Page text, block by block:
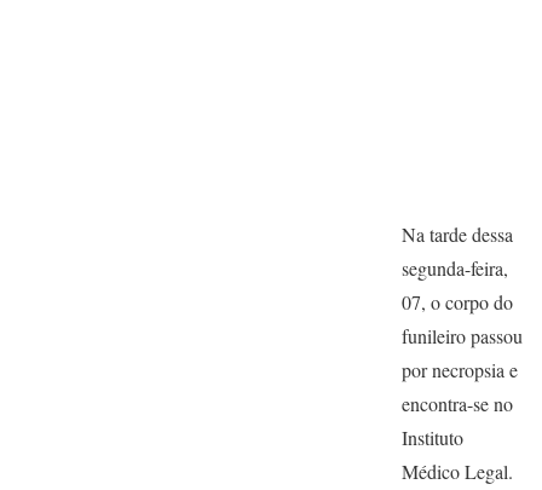
Na tarde dessa
segunda-feira,
07, o corpo do
funileiro passou
por necropsia e
encontra-se no
Instituto
Médico Legal.